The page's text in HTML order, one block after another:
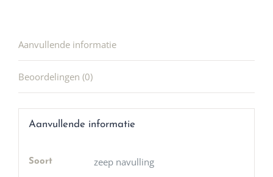
Aanvullende informatie
Beoordelingen (0)
Aanvullende informatie
Soort zeep navulling